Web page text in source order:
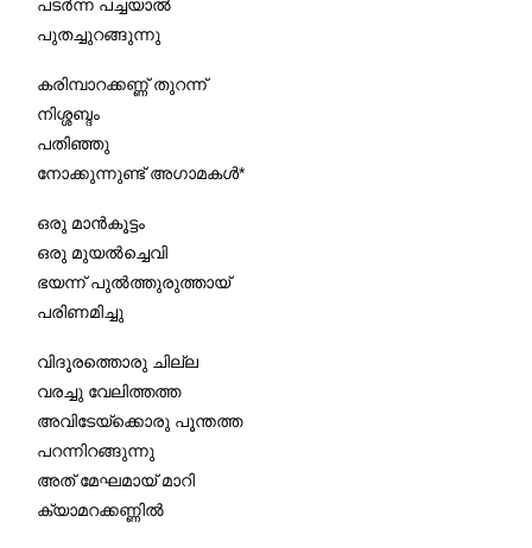
പടർന്ന പച്ചയാൽ
പുതച്ചുറങ്ങുന്നു
കരിമ്പാറക്കണ്ണ് തുറന്ന്
നിശ്ശബ്ദം
പതിഞ്ഞു
നോക്കുന്നുണ്ട് അഗാമകൾ*
ഒരു മാന്‍കൂട്ടം
ഒരു മുയൽച്ചെവി
ഭയന്ന് പുൽത്തുരുത്തായ്
പരിണമിച്ചു
വിദൂരത്തൊരു ചില്ല
വരച്ചു വേലിത്തത്ത
അവിടേയ്‌ക്കൊരു പൂന്തത്ത
പറന്നിറങ്ങുന്നു
അത് മേഘമായ് മാറി
ക്യാമറക്കണ്ണിൽ